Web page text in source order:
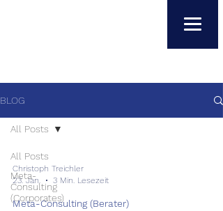
BLOG
All Posts
Meta-
Consulting
(Corporates)
All Posts
Christoph Treichler
23. Jan.
3 Min. Lesezeit
Meta-Consulting (Berater)